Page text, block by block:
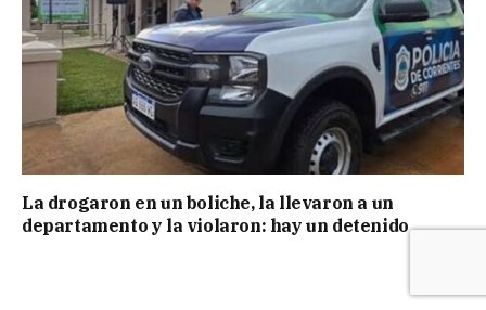
La drogaron en un boliche, la llevaron a un
departamento y la violaron: hay un detenido